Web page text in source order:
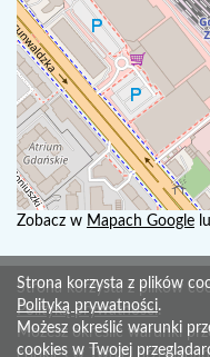
Zobacz w Mapach Google
Strona korzysta z plików
Polityką prywatności.
Możesz określić warunki
Strona korzysta z plików
Polityką prywatności.
Możesz określić warunki
cookies w Twojej